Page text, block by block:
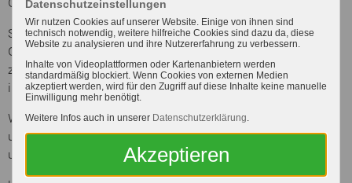
Solche Veranstaltungen sind für uns eine wertvolle
Gelegenheit, unseren treuen Kundinnen und Kunden etwas
zurückzugeben und in entspannter Atmosphäre persönlich
ins Gespräch zu kommen.
Wir bedanken uns herzlich bei allen Mitarbeitenden, Kunden
und Partnern für zwei rundum gelungene Abende und freuen
uns schon jetzt auf die nächste Veranstaltung!
Datenschutzeinstellungen
Wir nutzen Cookies auf unserer Website. Einige von ihnen sind
technisch notwendig, weitere hilfreiche Cookies sind dazu da, diese
Website zu analysieren und ihre Nutzererfahrung zu verbessern.
Inhalte von Videoplattformen oder Kartenanbietern werden
standardmäßig blockiert. Wenn Cookies von externen Medien
akzeptiert werden, wird für den Zugriff auf diese Inhalte keine manuelle
Einwilligung mehr benötigt.
Weitere Infos auch in unserer Datenschutzerklärung.
Akzeptieren